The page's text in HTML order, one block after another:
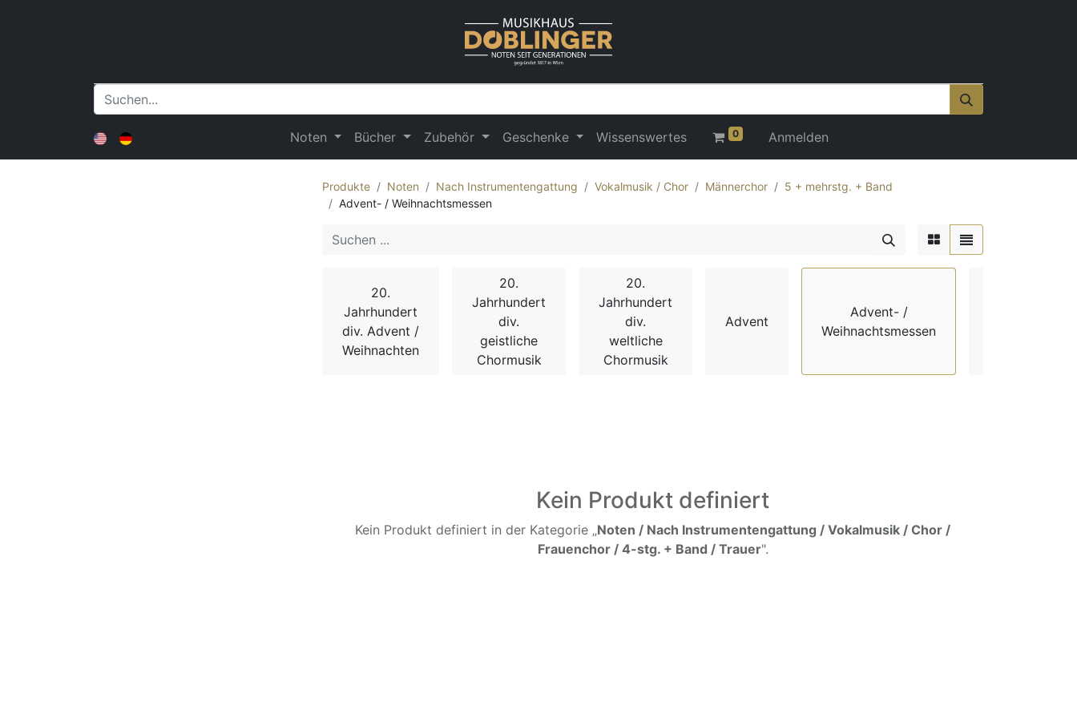
Noten Bücher Zubehör Geschenke Wissenswertes 0 Anmelden
Produkte Noten Nach Instrumentengattung Vokalmusik / Chor Männerchor
5 + mehrstg. + Band
Advent- / Weihnachtsmessen
20.
Jahrhundert
div. Advent /
Weihnachten
20.
Jahrhundert
div.
geistliche
Chormusik
20.
Jahrhundert
div.
weltliche
Chormusik
Advent
Advent- /
Weihnachtsmessen
Kein Produkt definiert
Kein Produkt definiert in der Kategorie „Noten / Nach Instrumentengattung / Vokalmusik / Chor /
Frauenchor / 4-stg. + Band / Trauer".